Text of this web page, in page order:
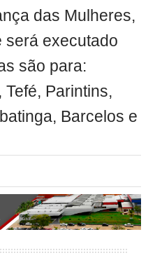
das Mulheres,
será executado
são para:
Tefé, Parintins,
Barcelos e